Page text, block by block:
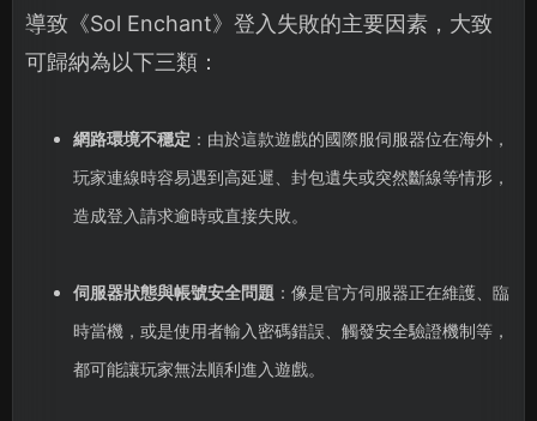
導致《Sol Enchant》登入失敗的主要因素，大致
可歸納為以下三類：
網路環境不穩定 ：由於這款遊戲的國際服伺服器位在海外，
玩家連線時容易遇到高延遲、封包遺失或突然斷線等情形，
造成登入請求逾時或直接失敗。
伺服器狀態與帳號安全問題 ：像是官方伺服器正在維護、臨
時當機，或是使用者輸入密碼錯誤、觸發安全驗證機制等，
都可能讓玩家無法順利進入遊戲。